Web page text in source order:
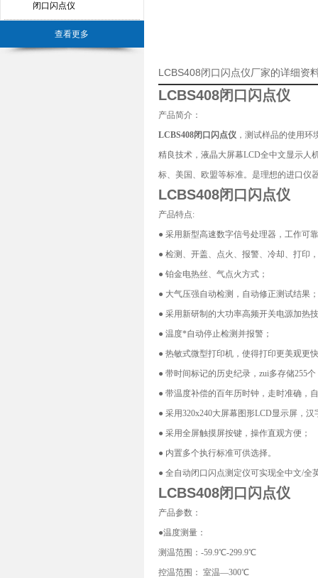
闭口闪点仪
查看更多
LCBS408闭口闪点仪厂家的详细资
LCBS408闭口闪点仪
产品简介：
LCBS408闭口闪点仪 ，测试样品的使用
精良技术，液晶大屏幕LCD全中文显示人
标、美国、欧盟等标准。是理想的进口仪
LCBS408闭口闪点仪
产品特点:
● 采用新型高速数字信号处理器，工作可
● 检测、开盖、点火、报警、冷却、打印
● 铂金电热丝、气点火方式；
● 大气压强自动检测，自动修正测试结果
● 采用新研制的大功率高频开关电源加热
● 温度*自动停止检测并报警；
● 热敏式微型打印机，使得打印更美观更
● 带时间标记的历史纪录，zui多存储255
● 带温度补偿的百年历时钟，走时准确，
● 采用320x240大屏幕图形LCD显示屏，
● 采用全屏触摸屏按键，操作直观方便；
● 内置多个执行标准可供选择。
● 全自动闭口闪点测定仪可实现全中文/全
LCBS408闭口闪点仪
产品参数：
●温度测量：
测温范围：-59.9℃-299.9℃
控温范围： 室温—300℃